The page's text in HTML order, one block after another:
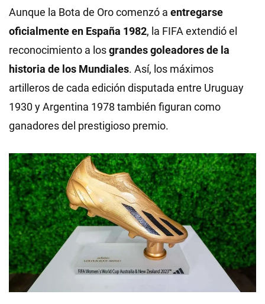
Aunque la Bota de Oro comenzó a entregarse
oficialmente en España 1982, la FIFA extendió el
reconocimiento a losgrandes goleadores de la
historia de los Mundiales. Así, los máximos
artilleros de cada edición disputada entre Uruguay
1930 y Argentina 1978 también figuran como
ganadores del prestigioso premio.